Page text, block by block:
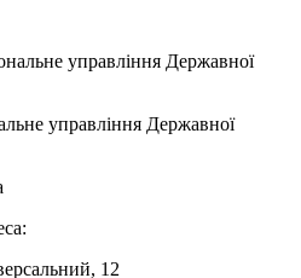
управління Державної
12